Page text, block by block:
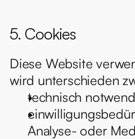
5. Cookies
Diese Website
wird unterschieden
technisch
Analyse- oder